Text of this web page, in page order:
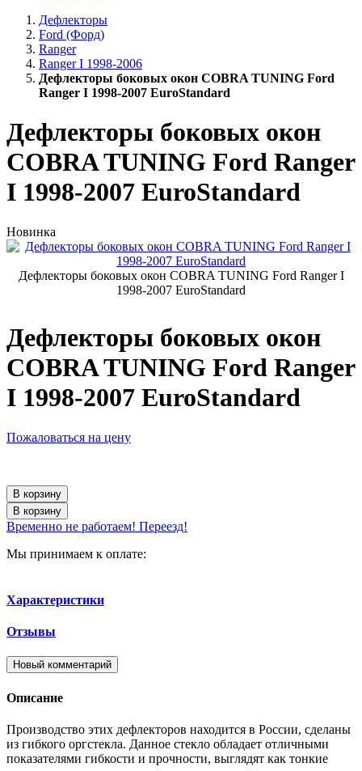
Дефлекторы
Ford (Форд)
Ranger
Ranger I 1998-2006
Дефлекторы боковых окон COBRA TUNING Ford
Ranger I 1998-2007 EuroStandard
Дефлекторы боковых окон
COBRA TUNING Ford Ranger
I 1998-2007 EuroStandard
Новинка
Дефлекторы боковых окон COBRA TUNING Ford Ranger I
1998-2007 EuroStandard
Дефлекторы боковых окон
COBRA TUNING Ford Ranger
I 1998-2007 EuroStandard
Пожаловаться на цену
В корзину
В корзину
Временно не работаем! Переезд!
Мы принимаем к оплате:
Характеристики
Отзывы
Новый комментарий
Описание
Производство этих дефлекторов находится в России, сделаны
из гибкого оргстекла. Данное стекло обладает отличными
показателями гибкости и прочности, выглядят как тонкие